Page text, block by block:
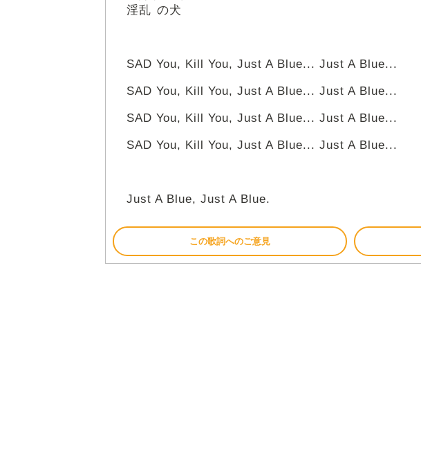
淫乱 の犬
SAD You, Kill You, Just A Blue... Just A Blue...
SAD You, Kill You, Just A Blue... Just A Blue...
SAD You, Kill You, Just A Blue... Just A Blue...
SAD You, Kill You, Just A Blue... Just A Blue...
Just A Blue, Just A Blue.
この歌詞へのご意見